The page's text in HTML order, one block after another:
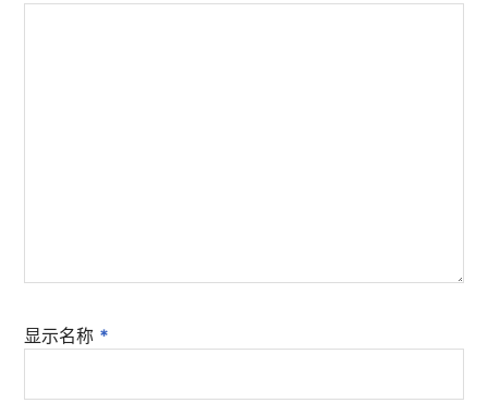
显示名称 *